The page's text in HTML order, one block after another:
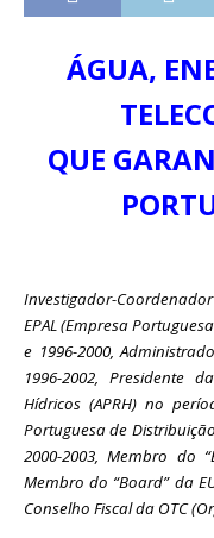
ÁGUA,
QUE
Investigador-
EPAL (Empresa
e 1996-2000,
1996-2002, Presidente
Hídricos (APRH) no
Portuguesa de
2000-2003, Membro do
Membro do “Board” da
Conselho Fiscal da OTC